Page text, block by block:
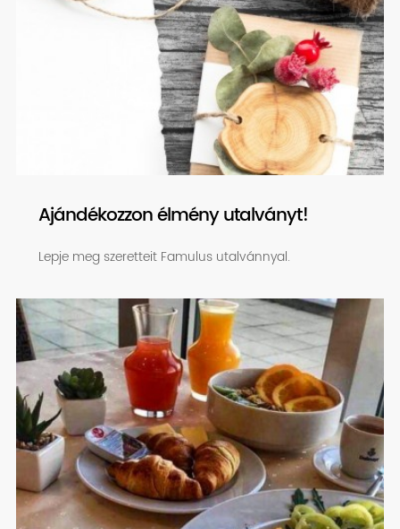
Ajándékozzon élmény utalványt!
Lepje meg szeretteit Famulus utalvánnyal.